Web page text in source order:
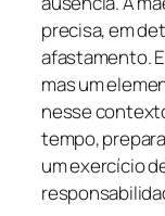
precisa, em
afastamento.
mas um
nesse
tempo,
um exercício